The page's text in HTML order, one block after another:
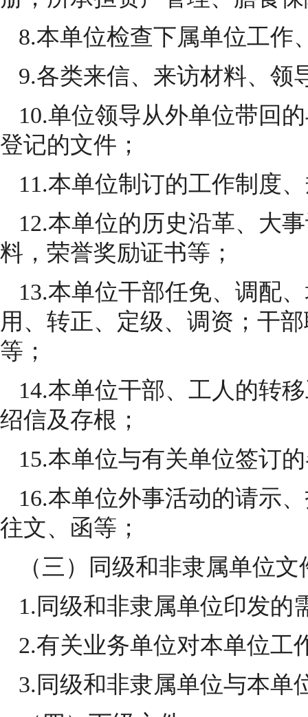
8.本单位检查下属单位工作
9.各类来信、来访材料、领
10.单位领导从外单位带回
登记的文件；
11.本单位制订的工作制度
12.本单位的历史沿革、大
料，荣誉奖励证书等；
13.本单位干部任免、调配
用、转正、定级、调资；干
等；
14.本单位干部、工人的转
绍信及存根；
15.本单位与有关单位签订
16.本单位外事活动的请示
往文、函等；
（三）同级和非隶属单位文
1.同级和非隶属单位印发的
2.有关业务单位对本单位工
3.同级和非隶属单位与本单